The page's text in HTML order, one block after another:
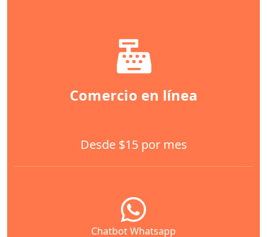
Comercio en línea
Desde $15 por mes
Chatbot Whatsapp